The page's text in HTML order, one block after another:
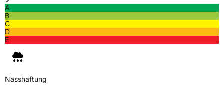
A
B
C
D
E
Nasshaftung